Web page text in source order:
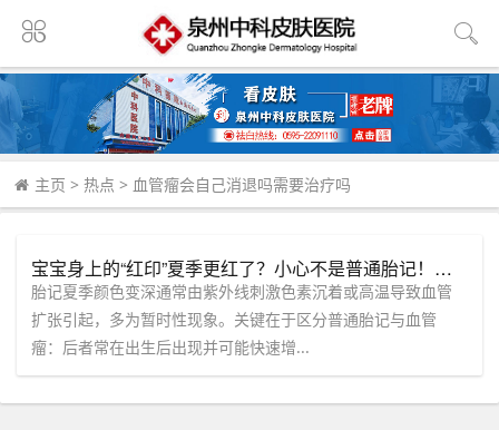
主页 > 热点 > 血管瘤会自己消退吗需要治疗吗
宝宝身上的“红印”夏季更红了？小心不是普通胎记！——泉州中科皮肤医院揭秘血管瘤的识别要点
胎记夏季颜色变深通常由紫外线刺激色素沉着或高温导致血管
扩张引起，多为暂时性现象。关键在于区分普通胎记与血管
瘤：后者常在出生后出现并可能快速增...